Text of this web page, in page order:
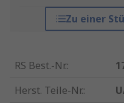
Zu einer
RS Best.-Nr.:
Herst. Teile-Nr.: